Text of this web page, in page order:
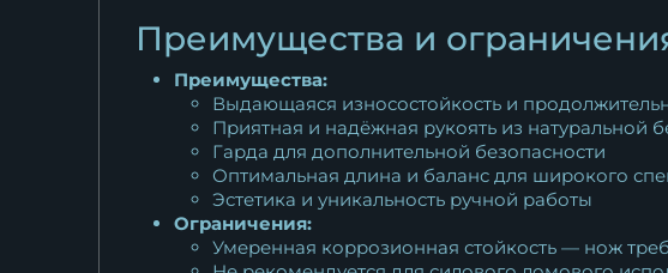
Преимущества и
Преимущества:
Выдающаяся износостойкость и
Приятная и надёжная рукоять из натуральной
Гарда для дополнительной безопасности
Оптимальная длина и баланс для широкого
Эстетика и уникальность ручной работы
Ограничения:
Умеренная коррозионная стойкость — нож